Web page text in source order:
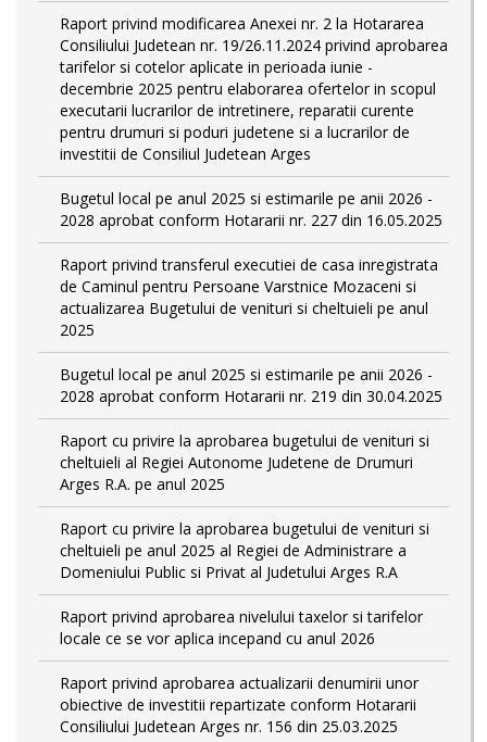
Raport privind modificarea Anexei nr. 2 la Hotararea
Consiliului Judetean nr. 19/26.11.2024 privind aprobarea
tarifelor si cotelor aplicate in perioada iunie -
decembrie 2025 pentru elaborarea ofertelor in scopul
executarii lucrarilor de intretinere, reparatii curente
pentru drumuri si poduri judetene si a lucrarilor de
investitii de Consiliul Judetean Arges
Bugetul local pe anul 2025 si estimarile pe anii 2026 -
2028 aprobat conform Hotararii nr. 227 din 16.05.2025
Raport privind transferul executiei de casa inregistrata
de Caminul pentru Persoane Varstnice Mozaceni si
actualizarea Bugetului de venituri si cheltuieli pe anul
2025
Bugetul local pe anul 2025 si estimarile pe anii 2026 -
2028 aprobat conform Hotararii nr. 219 din 30.04.2025
Raport cu privire la aprobarea bugetului de venituri si
cheltuieli al Regiei Autonome Judetene de Drumuri
Arges R.A. pe anul 2025
Raport cu privire la aprobarea bugetului de venituri si
cheltuieli pe anul 2025 al Regiei de Administrare a
Domeniului Public si Privat al Judetului Arges R.A
Raport privind aprobarea nivelului taxelor si tarifelor
locale ce se vor aplica incepand cu anul 2026
Raport privind aprobarea actualizarii denumirii unor
obiective de investitii repartizate conform Hotararii
Consiliului Judetean Arges nr. 156 din 25.03.2025